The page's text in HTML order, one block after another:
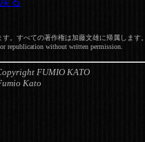
。すべての著作権は加藤文雄に帰属します。
republication without written permission.
FUMIO KATO
Kato